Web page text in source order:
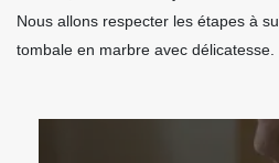
Nous allons respecter les étapes à
tombale en marbre avec délicatesse.